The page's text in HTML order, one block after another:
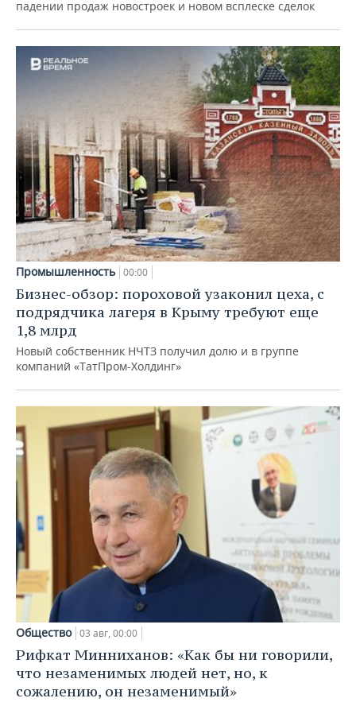
падении продаж новостроек и новом всплеске сделок
Промышленность 00:00
Бизнес-обзор: пороховой узаконил цеха, с
подрядчика лагеря в Крыму требуют еще
1,8 млрд
Новый собственник НЧТЗ получил долю и в группе
компаний «ТатПром-Холдинг»
Общество 03 авг, 00:00
Рифкат Минниханов: «Как бы ни говорили,
что незаменимых людей нет, но, к
сожалению, он незаменимый»